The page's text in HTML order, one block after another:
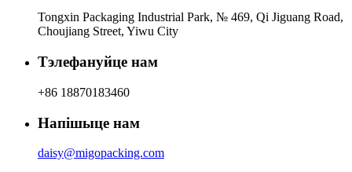
Tongxin Packaging Industrial Park, № 469, Qi Jiguang Road,
Choujiang Street, Yiwu City
Тэлефануйце нам
+86 18870183460
Напішыце нам
daisy@migopacking.com